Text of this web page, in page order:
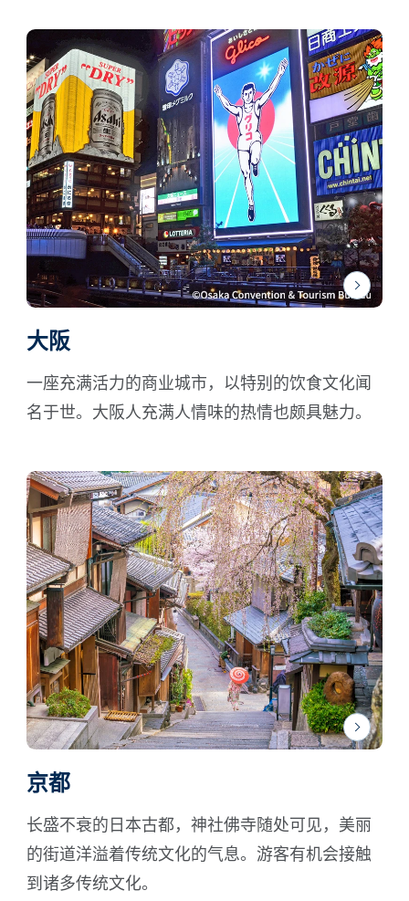
大阪
一座充满活力的商业城市，以特别的饮食文化闻
名于世。大阪人充满人情味的热情也颇具魅力。
京都
长盛不衰的日本古都，神社佛寺随处可见，美丽
的街道洋溢着传统文化的气息。游客有机会接触
到诸多传统文化。